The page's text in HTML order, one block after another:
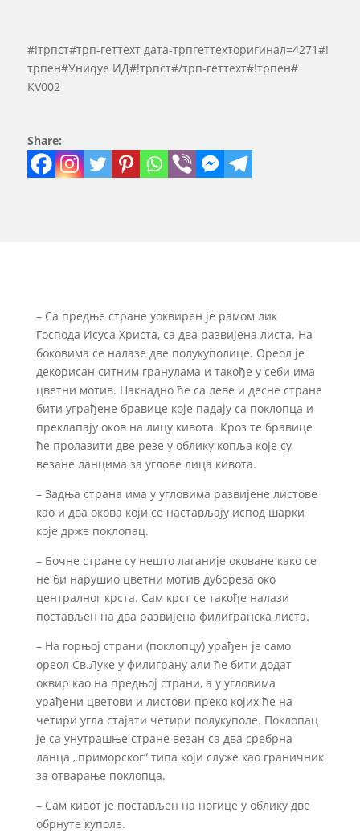
#!трпст#трп-геттеxт дата-трпгеттеxторигинал=4271#!
трпен#Униqуе ИД#!трпст#/трп-геттеxт#!трпен#
KV002
Share:
– Са предње стране уоквирен је рамом лик
Господа Исуса Христа, са два развијена листа. На
боковима се налазе две полукуполице. Ореол је
декорисан ситним гранулама и такође у себи има
цветни мотив. Накнадно ће са леве и десне стране
бити уграђене бравице које падају са поклопца и
преклапају оков на лицу кивота. Кроз те бравице
ће пролазити две резе у облику копља које су
везане ланцима за углове лица кивота.
– Задња страна има у угловима развијене листове
као и два окова који се настављају испод шарки
које држе поклопац.
– Бочне стране су нешто лаганије оковане како се
не би нарушио цветни мотив дубореза око
централног крста. Сам крст се такође налази
постављен на два развијена филигранска листа.
– На горњој страни (поклопцу) урађен је само
ореол Св.Луке у филиграну али ће бити додат
оквир као на предњој страни, а у угловима
урађени цветови и листови преко којих ће на
четири угла стајати четири полукуполе. Поклопац
је са унутрашње стране везан са два сребрна
ланца „приморског“ типа који служе као граничник
за отварање поклопца.
– Сам кивот је постављен на ногице у облику две
обрнуте куполе.